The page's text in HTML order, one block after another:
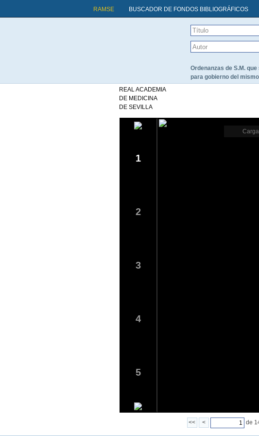
RAMSE BUSCADOR DE FONDOS BIBLIOGRÁFICOS
REAL ACADEMIA
DE MEDICINA
DE SEVILLA
Ordenanzas de S.M.
para gobierno del
1
2
3
4
5
<< < de